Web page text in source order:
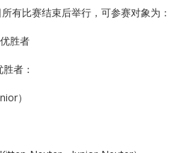
有比赛结束后举行，可参赛对象为：
胜者
者：
）